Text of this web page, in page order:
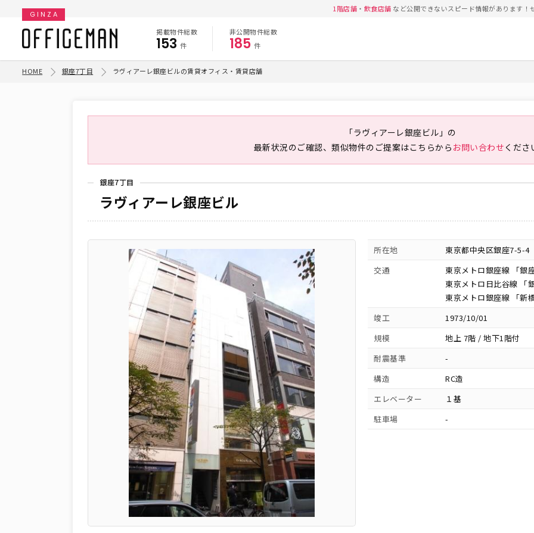
1階店舗 ・ 飲食店舗 など公開できないスピード情報があります！
GINZA
掲載物件総数
153 件
非公開物件総数
185 件
HOME 銀座7丁目 ラヴィアーレ銀座ビルの賃貸オフィス・賃貸店舗
「ラヴィアーレ銀座ビル」の
最新状況のご確認、類似物件のご提案はこちらから お問い合わせ くださ
銀座7丁目
ラヴィアーレ銀座ビル
所在地
東京都中央区銀座7-5-4
交通
東京メトロ銀座線 「銀
東京メトロ日比谷線 「
東京メトロ銀座線 「新
竣工
1973/10/01
規模
地上 7階 / 地下1階付
耐震基準
-
構造
RC造
エレベーター
１基
駐車場
-